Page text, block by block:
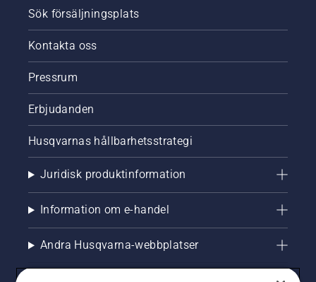
Sök försäljningsplats
Kontakta oss
Pressrum
Erbjudanden
Husqvarnas hållbarhetsstrategi
Juridisk produktinformation
Information om e-handel
Andra Husqvarna-webbplatser